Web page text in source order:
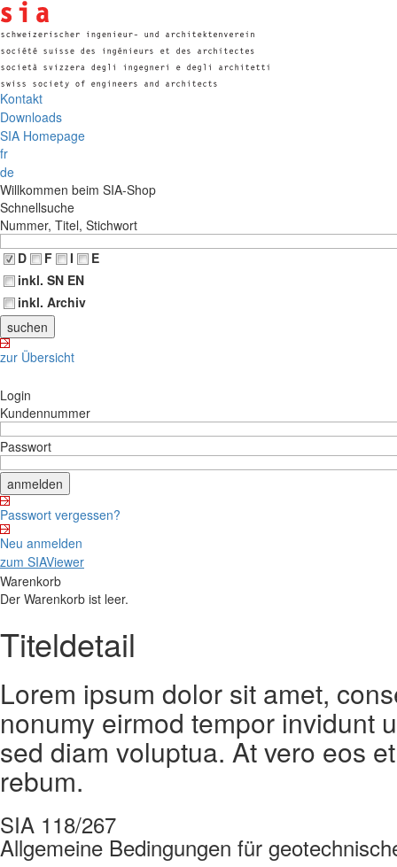
Kontakt
Downloads
SIA Homepage
fr
de
Willkommen beim SIA-Shop
Schnellsuche
Nummer, Titel, Stichwort
D
F I
E
inkl. SN EN
inkl. Archiv
zur Übersicht
Login
Kundennummer
Passwort
Passwort vergessen?
Neu anmelden
zum SIAViewer
Warenkorb
Der Warenkorb ist leer.
Titeldetail
Lorem ipsum dolor sit amet,
nonumy eirmod tempor invidunt
sed diam voluptua. At vero eos
rebum.
SIA 118/267
Allgemeine Bedingungen für